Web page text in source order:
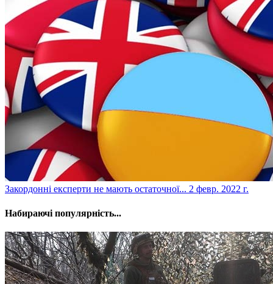
​Закордонні експерти не мають остаточної... 2 февр. 2022 г.
Набираючі популярність...